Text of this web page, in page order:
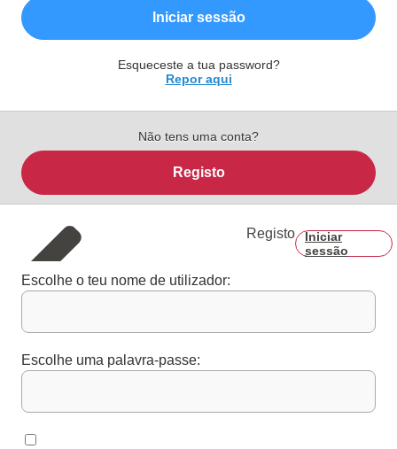
Iniciar sessão
Esqueceste a tua password?
Repor aqui
Não tens uma conta?
Registo
Registo
Iniciar
sessão
Escolhe o teu nome de utilizador:
Escolhe uma palavra-passe: